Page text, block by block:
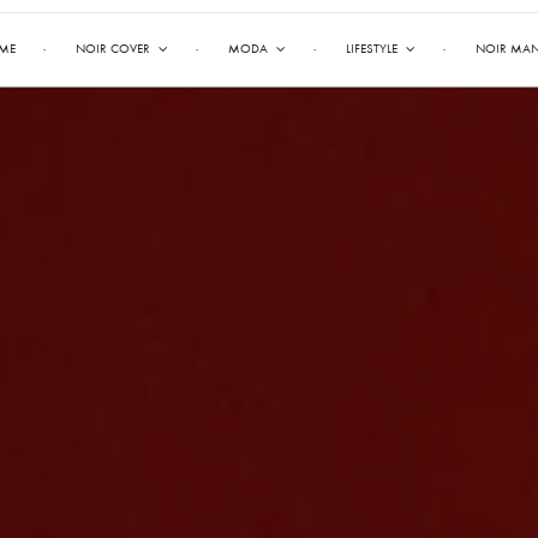
NOIR COVER MODA LIFESTYLE NOIR